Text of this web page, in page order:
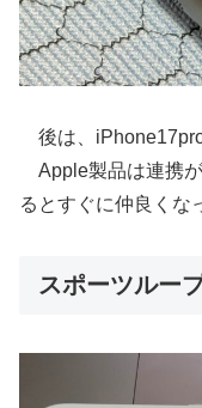
後は、
Apple製品は連携
るとすぐに仲良くな
スポーツルー